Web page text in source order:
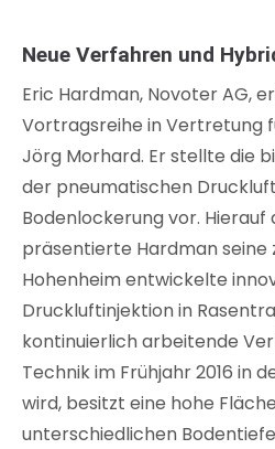
Neue Verfahren und
Eric Hardman, Novoter AG,
Vortragsreihe in Vertretung
Jörg Morhard. Er stellte die
der pneumatischen
Bodenlockerung vor. Hierauf
präsentierte Hardman seine
Hohenheim entwickelte
Druckluftinjektion in
kontinuierlich arbeitende
Technik im Frühjahr 2016 in
wird, besitzt eine hohe
unterschiedlichen